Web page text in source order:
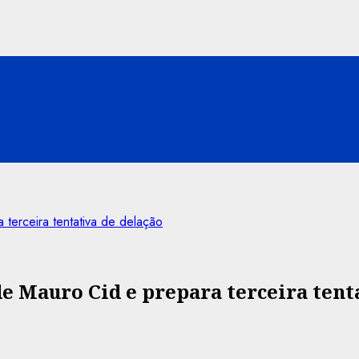
tentativa de delação
Mauro Cid e prepara terceira